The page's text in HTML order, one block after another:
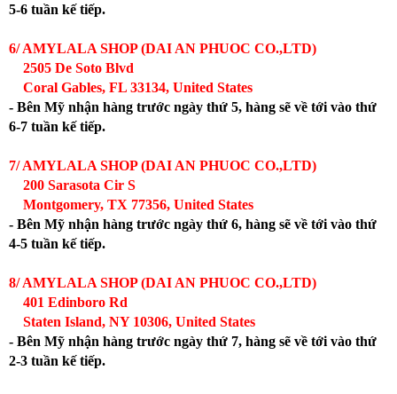
5-6 tuần kế tiếp.
6/ AMYLALA SHOP (DAI AN PHUOC CO.,LTD)
2505 De Soto Blvd
Coral Gables, FL 33134, United States
- Bên Mỹ nhận hàng trước ngày thứ 5, hàng sẽ về tới vào thứ
6-7 tuần kế tiếp.
7/ AMYLALA SHOP (DAI AN PHUOC CO.,LTD)
200 Sarasota Cir S
Montgomery, TX 77356, United States
- Bên Mỹ nhận hàng trước ngày thứ 6, hàng sẽ về tới vào thứ
4-5 tuần kế tiếp.
8/ AMYLALA SHOP (DAI AN PHUOC CO.,LTD)
401 Edinboro Rd
Staten Island, NY 10306, United States
- Bên Mỹ nhận hàng trước ngày thứ 7, hàng sẽ về tới vào thứ
2-3 tuần kế tiếp.